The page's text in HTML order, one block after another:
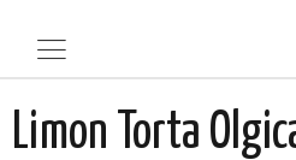
Limon Torta